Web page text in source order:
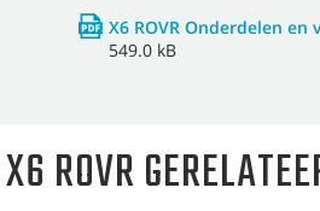
X6 ROVR Onderdelen
549.0 kB
X6 ROVR